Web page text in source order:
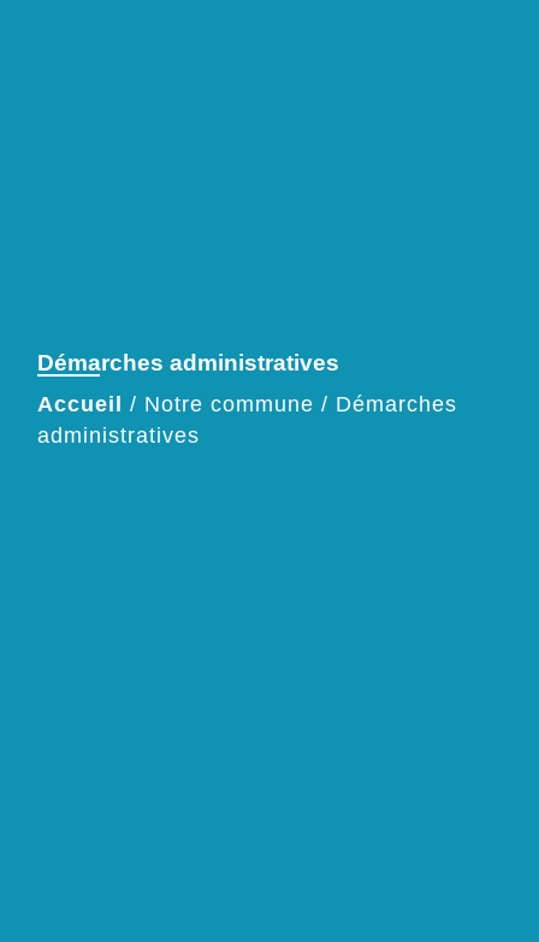
Démarches administratives
Accueil / Notre commune / Démarches
administratives